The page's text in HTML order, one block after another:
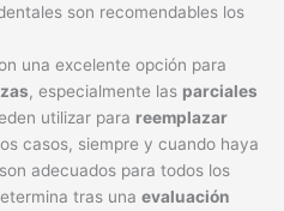
son recomendables los
una excelente opción para
, especialmente las parciales
utilizar para reemplazar
casos, siempre y cuando haya
adecuados para todos los
tras una evaluación